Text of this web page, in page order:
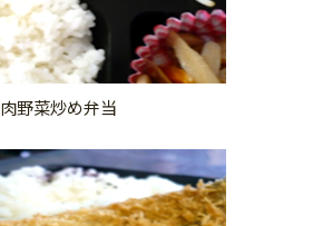
肉野菜炒め弁当